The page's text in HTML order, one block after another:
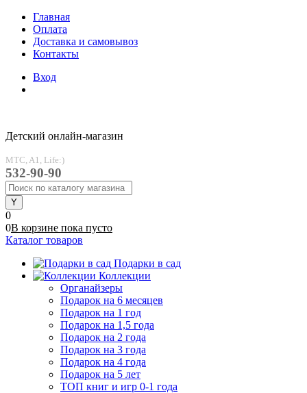
Главная
Оплата
Доставка и самовывоз
Контакты
Вход
Детский онлайн-магазин
MTC, A1, Life:)
532-90-90
0
0В корзине пока пусто
Каталог товаров
Подарки в сад
Коллекции
Органайзеры
Подарок на 6 месяцев
Подарок на 1 год
Подарок на 1,5 года
Подарок на 2 года
Подарок на 3 года
Подарок на 4 года
Подарок на 5 лет
ТОП книг и игр 0-1 года